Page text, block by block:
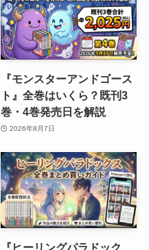
『モンスターアンドゴース
ト』全巻はいくら？既刊3
巻・4巻発売日を解説
2026年8月7日
『ヒーリングパラドック